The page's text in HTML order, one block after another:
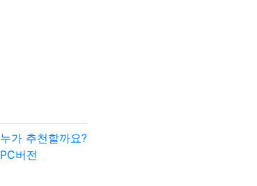
누가 추천할까요?
PC버전